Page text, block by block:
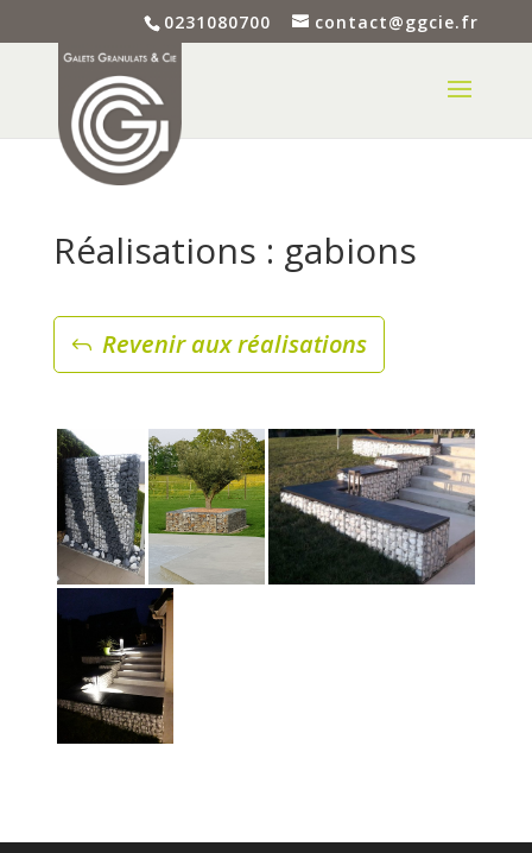
0231080700 contact@ggcie.fr
Réalisations : gabions
Revenir aux réalisations